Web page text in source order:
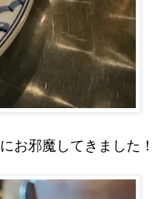
お邪魔してきました！